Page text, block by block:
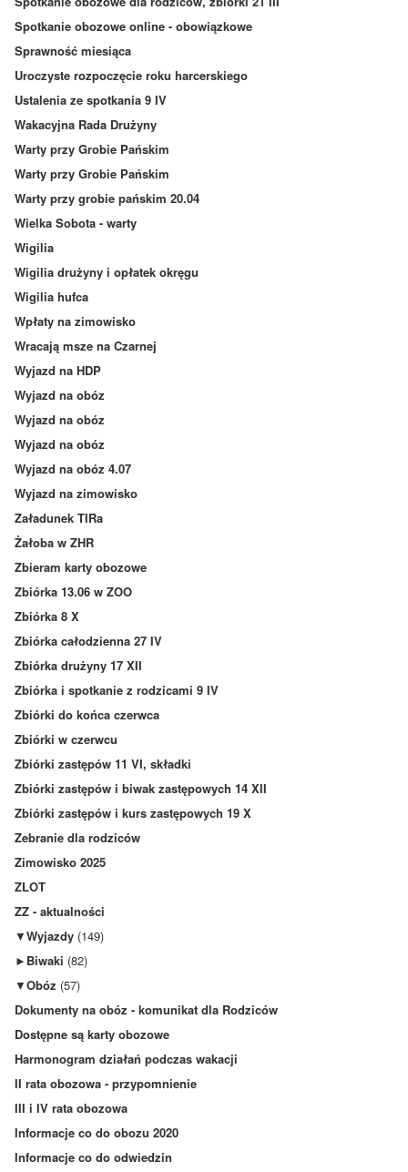
Spotkanie obozowe online - obowiązkowe
Sprawność miesiąca
Uroczyste rozpoczęcie roku harcerskiego
Ustalenia ze spotkania 9 IV
Wakacyjna Rada Drużyny
Warty przy Grobie Pańskim
Warty przy Grobie Pańskim
Warty przy grobie pańskim 20.04
Wielka Sobota - warty
Wigilia
Wigilia drużyny i opłatek okręgu
Wigilia hufca
Wpłaty na zimowisko
Wracają msze na Czarnej
Wyjazd na HDP
Wyjazd na obóz
Wyjazd na obóz
Wyjazd na obóz
Wyjazd na obóz 4.07
Wyjazd na zimowisko
Załadunek TIRa
Żałoba w ZHR
Zbieram karty obozowe
Zbiórka 13.06 w ZOO
Zbiórka 8 X
Zbiórka całodzienna 27 IV
Zbiórka drużyny 17 XII
Zbiórka i spotkanie z rodzicami 9 IV
Zbiórki do końca czerwca
Zbiórki w czerwcu
Zbiórki zastępów 11 VI, składki
Zbiórki zastępów i biwak zastępowych 14 XII
Zbiórki zastępów i kurs zastępowych 19 X
Zebranie dla rodziców
Zimowisko 2025
ZLOT
ZZ - aktualności
▼Wyjazdy (149)
► Biwaki (82)
▼Obóz (57)
Dokumenty na obóz - komunikat dla Rodziców
Dostępne są karty obozowe
Harmonogram działań podczas wakacji
II rata obozowa - przypomnienie
III i IV rata obozowa
Informacje co do obozu 2020
Informacje co do odwiedzin